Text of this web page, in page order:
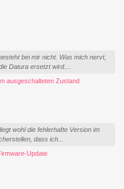
bei mir nicht. Was mich nervt,
Datura ersetzt wird....
ausgeschalteten Zustand
wohl die fehlerhafte Version im
dass ich...
Update